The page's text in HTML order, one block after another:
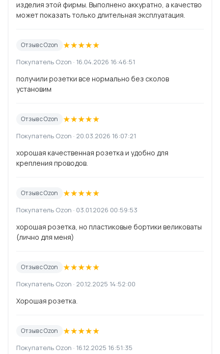
изделия этой фирмы. Выполнено аккуратно, а качество
может показать только длительная эксплуатация.
Отзыв с Ozon ★★★★★
Покупатель Ozon · 16.04.2026 16:46:51
получили розетки все нормально без сколов
установим
Отзыв с Ozon ★★★★★
Покупатель Ozon · 20.03.2026 16:07:21
хорошая качественная розетка и удобно для
крепления проводов.
Отзыв с Ozon ★★★★★
Покупатель Ozon · 03.01.2026 00:59:53
хорошая розетка, но пластиковые бортики великоваты
(лично для меня)
Отзыв с Ozon ★★★★★
Покупатель Ozon · 20.12.2025 14:52:00
Хорошая розетка.
Отзыв с Ozon ★★★★★
Покупатель Ozon · 16.12.2025 16:51:35